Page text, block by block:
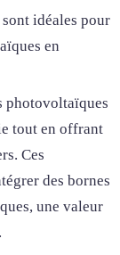
idéales pour
en
photovoltaïques
tout en offrant
Ces
des bornes
une valeur